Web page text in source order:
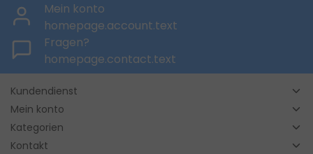
Mein konto
homepage.account.text
Fragen?
homepage.contact.text
Kundendienst
Mein konto
Kategorien
Kontakt